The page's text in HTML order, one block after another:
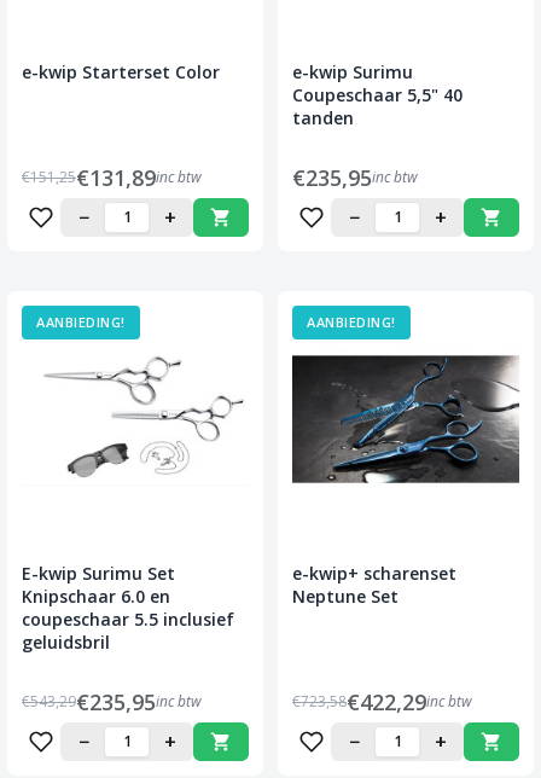
e-kwip Starterset Color
€151,25€131,89inc btw
− +
e-kwip Surimu
Coupeschaar 5,5" 40
tanden
€235,95inc btw
− +
AANBIEDING!
E-kwip Surimu Set
Knipschaar 6.0 en
coupeschaar 5.5 inclusief
geluidsbril
€543,29€235,95inc btw
− +
AANBIEDING!
e-kwip+ scharenset
Neptune Set
€723,58€422,29inc btw
− +